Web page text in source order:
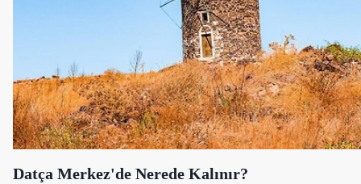
Datça Merkez'de Nerede Kalınır?